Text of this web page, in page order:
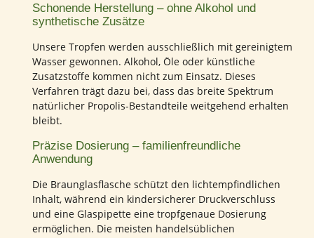
Schonende Herstellung – ohne Alkohol und
synthetische Zusätze
Unsere Tropfen werden ausschließlich mit gereinigtem
Wasser gewonnen. Alkohol, Öle oder künstliche
Zusatzstoffe kommen nicht zum Einsatz. Dieses
Verfahren trägt dazu bei, dass das breite Spektrum
natürlicher Propolis-Bestandteile weitgehend erhalten
bleibt.
Präzise Dosierung – familienfreundliche
Anwendung
Die Braunglasflasche schützt den lichtempfindlichen
Inhalt, während ein kindersicherer Druckverschluss
und eine Glaspipette eine tropfgenaue Dosierung
ermöglichen. Die meisten handelsüblichen